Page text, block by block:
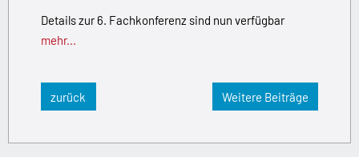
Details zur 6. Fachkonferenz sind nun verfügbar
mehr...
zurück Weitere Beiträge